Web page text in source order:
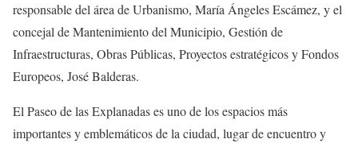
responsable del área de Urbanismo, María Ángeles Escámez, y el
concejal de Mantenimiento del Municipio, Gestión de
Infraestructuras, Obras Públicas, Proyectos estratégicos y Fondos
Europeos, José Balderas.
El Paseo de las Explanadas es uno de los espacios más
importantes y emblemáticos de la ciudad, lugar de encuentro y